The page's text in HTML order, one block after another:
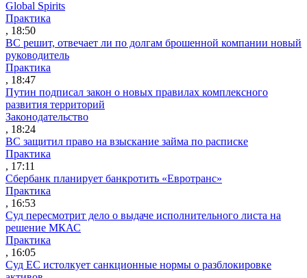
Global Spirits
Практика
, 18:50
ВС решит, отвечает ли по долгам брошенной компании новый
руководитель
Практика
, 18:47
Путин подписал закон о новых правилах комплексного
развития территорий
Законодательство
, 18:24
ВС защитил право на взыскание займа по расписке
Практика
, 17:11
Сбербанк планирует банкротить «Евротранс»
Практика
, 16:53
Суд пересмотрит дело о выдаче исполнительного листа на
решение МКАС
Практика
, 16:05
Суд ЕС истолкует санкционные нормы о разблокировке